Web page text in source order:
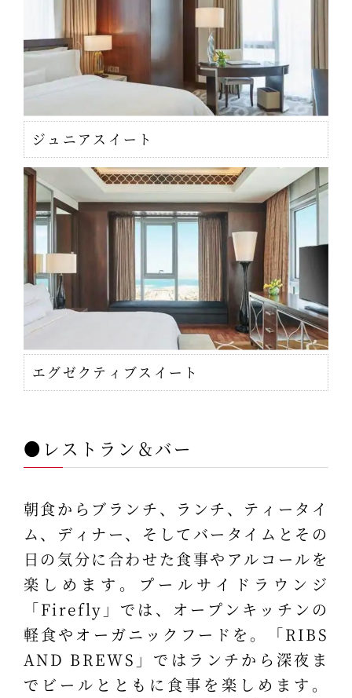
ジュニアスイート
エグゼクティブスイート
●レストラン＆バー
朝食からブランチ、ランチ、ティータイ
ム、ディナー、そしてバータイムとその
日の気分に合わせた食事やアルコールを
楽しめます。プールサイドラウンジ
「Firefly」では、オープンキッチンの
軽食やオーガニックフードを。「RIBS
AND BREWS」ではランチから深夜ま
でビールとともに食事を楽しめます。